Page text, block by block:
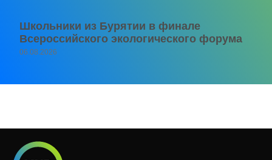
Школьники из Бурятии в финале
Всероссийского экологического форума
06.08.2026